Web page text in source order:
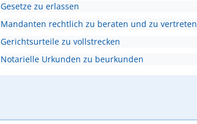
Gesetze zu erlassen
Mandanten rechtlich zu beraten und zu vertreten
Gerichtsurteile zu vollstrecken
Notarielle Urkunden zu beurkunden